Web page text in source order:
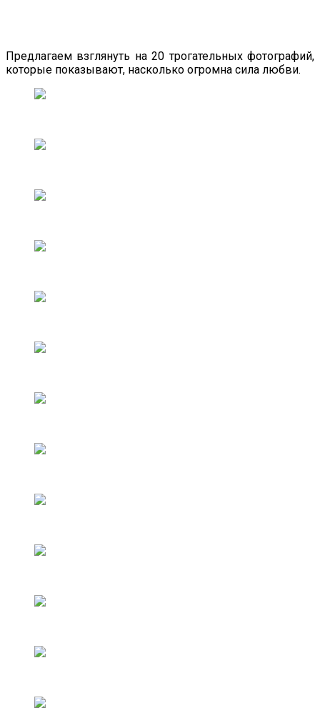
Предлагаем взглянуть на 20 трогательных фотографий,
которые показывают, насколько огромна сила любви.